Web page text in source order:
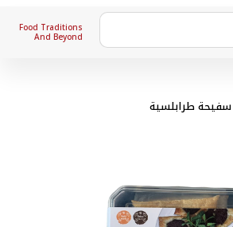
Food Traditions
And Beyond
سفيحة طرابلسية